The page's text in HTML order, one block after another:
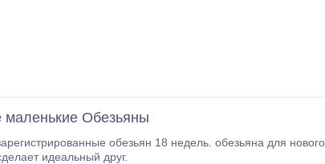
Обезьяны
обезьян 18 недель. обезьяна для
идеальный друг.